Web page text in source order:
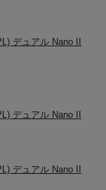
デュアル Nano II
デュアル Nano II
デュアル Nano II